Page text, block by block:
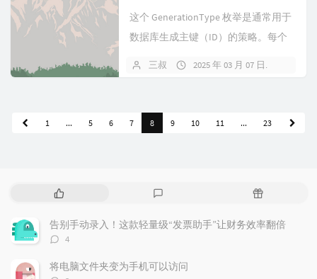
这个 GenerationType 枚举是通常用于
数据库生成主键（ID）的策略。每个
三叔 2025 年 03 月 07 日
1 ... 5 6 7 8 9 10 11 ... 23
热
文
章
评
论
随
文
章
告别手动录入！这款轻量级“发票助手”让财务效率翻倍
评
数：
4
将电脑文件夹变为手机可以访问